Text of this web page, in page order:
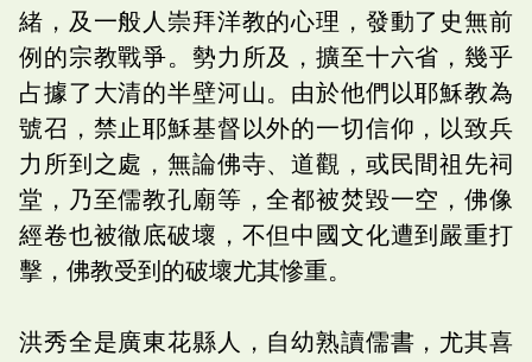
緒，及一般人崇拜洋教的心理，發動了史無前
例的宗教戰爭。勢力所及，擴至十六省，幾乎
占據了大清的半壁河山。由於他們以耶穌教為
號召，禁止耶穌基督以外的一切信仰，以致兵
力所到之處，無論佛寺、道觀，或民間祖先祠
堂，乃至儒教孔廟等，全都被焚毀一空，佛像
經卷也被徹底破壞，不但中國文化遭到嚴重打
擊，佛教受到的破壞尤其慘重。
洪秀全是廣東花縣人，自幼熟讀儒書，尤其喜